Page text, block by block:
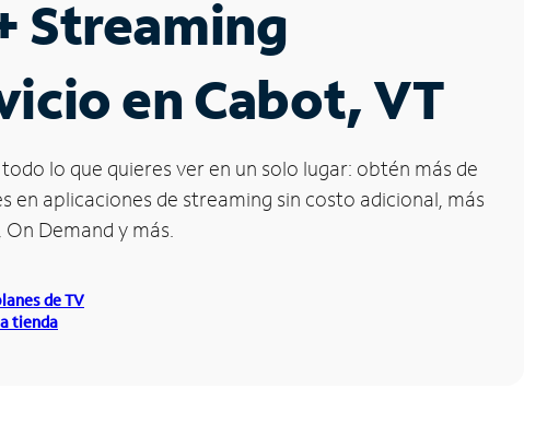
Streaming
en Cabot, VT
lo que quieres ver en un solo lugar: obtén más de
en aplicaciones de streaming sin costo adicional, más
On Demand y más.
de TV
tienda